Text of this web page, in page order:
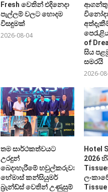
Fresh වෙතින් එදිනෙදා
පැල්ලම් වලට හොදම
විසඳුමක්
2026-08-04
of
සිය
සමරයි
2026-
තම සාර්ථකත්වයට
උරදුන්
බෙදාහැරීමේ හවුල්කරුවන්ට
හේමාස් කන්සියුමර්
බ්‍රෑන්ඩ්ස් වෙතින් උණුසුම්
Hotel
2026